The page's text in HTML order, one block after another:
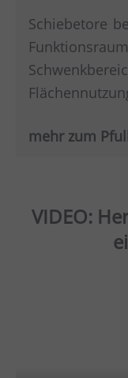
Schiebetore
mehr zum
VIDEO: